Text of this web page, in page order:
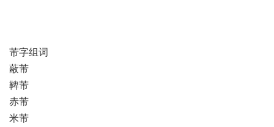
芾字组词
蔽芾
鞞芾
赤芾
米芾